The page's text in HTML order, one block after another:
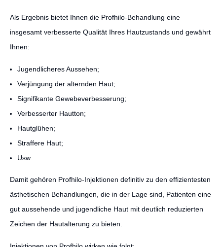
Als Ergebnis bietet Ihnen die Profhilo-Behandlung eine
insgesamt verbesserte Qualität Ihres Hautzustands und gewährt
Ihnen:
Jugendlicheres Aussehen;
Verjüngung der alternden Haut;
Signifikante Gewebeverbesserung;
Verbesserter Hautton;
Hautglühen;
Straffere Haut;
Usw.
Damit gehören Profhilo-Injektionen definitiv zu den effizientesten
ästhetischen Behandlungen, die in der Lage sind, Patienten eine
gut aussehende und jugendliche Haut mit deutlich reduzierten
Zeichen der Hautalterung zu bieten.